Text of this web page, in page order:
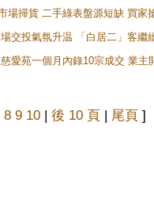
場掃貨 二手綠表盤源短缺 買
交投氣氛升温 「白居二」客
愛苑一個月內錄10宗成交 業
8 9 10 | 後 10 頁 | 尾頁 ]